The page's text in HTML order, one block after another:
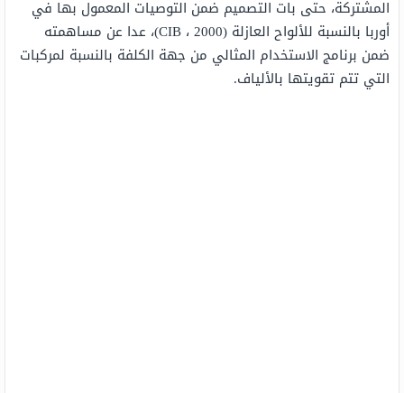
المشتركة، حتى بات التصميم ضمن التوصيات المعمول بها في
أوربا بالنسبة للألواح العازلة (CIB ، 2000)، عدا عن مساهمته
ضمن برنامج الاستخدام المثالي من جهة الكلفة بالنسبة لمركبات
التي تتم تقويتها بالألياف.